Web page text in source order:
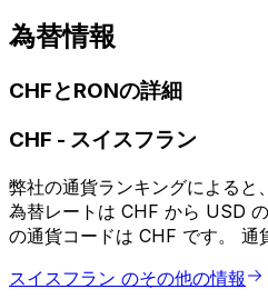
為替情報
CHFとRONの詳細
CHF - スイスフラン
弊社の通貨ランキングによると
為替レートは CHF から USD
の通貨コードは CHF です。 通
スイスフラン のその他の情報